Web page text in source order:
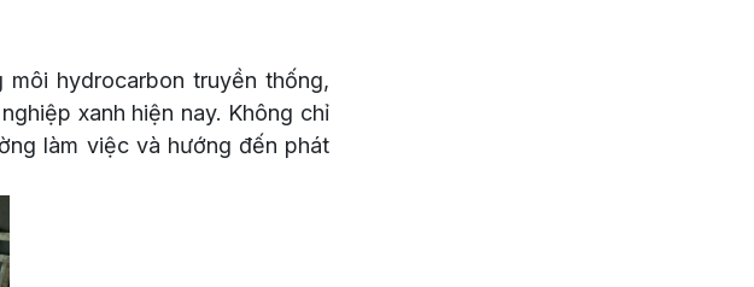
hydrocarbon truyền thống,
xanh hiện nay. Không chỉ
làm việc và hướng đến phát